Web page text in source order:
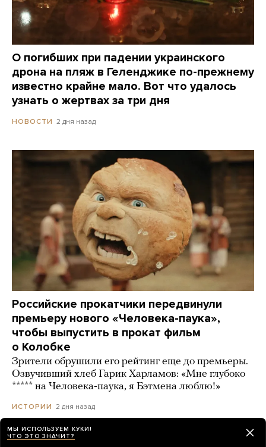
О погибших при падении украинского
дрона на пляж в Геленджике по-прежнему
известно крайне мало. Вот что удалось
узнать о жертвах за три дня
НОВОСТИ 2 дня назад
Российские прокатчики передвинули
премьеру нового «Человека-паука»,
чтобы выпустить в прокат фильм
о Колобке
Зрители обрушили его рейтинг еще до премьеры.
Озвучивший хлеб Гарик Харламов: «Мне глубоко
***** на Человека-паука, я Бэтмена люблю!»
ИСТОРИИ 2 дня назад
МЫ ИСПОЛЬЗУЕМ КУКИ!
ЧТО ЭТО ЗНАЧИТ?